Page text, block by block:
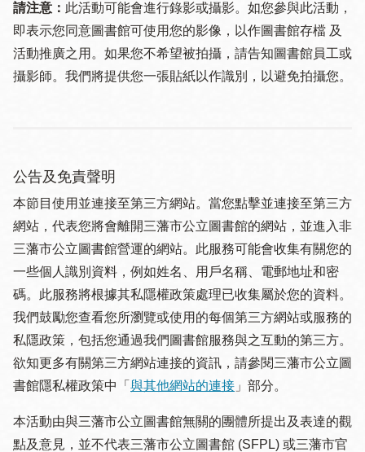
請注意： 此活動可能會進行錄影或攝影。如您參與此活動，
即表示您同意圖書館可使用您的影像，以作圖書館存檔 及
活動推廣之用。如果您不希望被拍攝，請告知圖書館員工或
攝影師。我們將提供您一張貼紙以作識別，以避免拍攝您。
公告及免責聲明
本節目使用並連接至第三方網站。當您點擊並連接至第三方
網站，代表您將會離開三藩市公立圖書館的網站，並進入非
三藩市公立圖書館營運的網站。此服務可能會收集有關您的
一些個人識別資料，例如姓名、用戶名稱、電郵地址和密
碼。此服務將根據其私隱權政策處理已收集屬於您的資料。
我們鼓勵您查看您所瀏覽或使用的每個第三方網站或服務的
私隱政策，包括您通過我們圖書館服務與之互動的第三方。
欲知更多有關第三方網站連接的資訊，請參閱三藩市公立圖
書館隱私權政策中「 與其他網站的連接 」部分。
本活動由與三藩市公立圖書館無關的團體所提出及表達的觀
點及意見，並不代表三藩市公立圖書館 (SFPL) 或三藩市官